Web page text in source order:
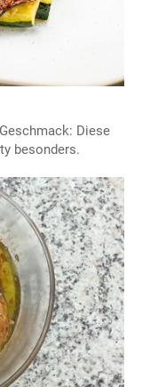
Diese
besonders.